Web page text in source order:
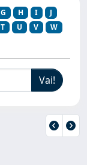
G H I
J
T U V
W